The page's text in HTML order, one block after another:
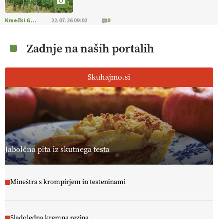
Kmečki Glas 22.07.26 09:02 0
Zadnje na naših portalih
Skuhajmo.si
Jabolčna pita iz skutnega testa
Mineštra s krompirjem in testeninami